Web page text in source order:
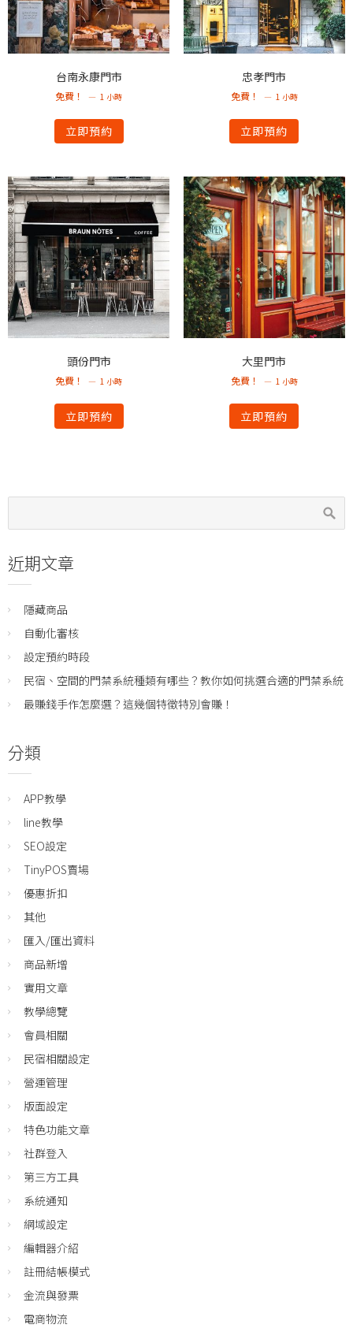
台南永康門市
免費！ 1 小時
立即預約
忠孝門市
免費！ 1 小時
立即預約
頭份門市
免費！ 1 小時
立即預約
大里門市
免費！ 1 小時
立即預約
近期文章
隱藏商品
自動化審核
設定預約時段
民宿、空間的門禁系統種類有哪些？教你如何挑選合適的門禁系統
最賺錢手作怎麼選？這幾個特徵特別會賺！
分類
APP教學
line教學
SEO設定
TinyPOS賣場
優惠折扣
其他
匯入/匯出資料
商品新增
實用文章
教學總覽
會員相關
民宿相關設定
營運管理
版面設定
特色功能文章
社群登入
第三方工具
系統通知
網域設定
編輯器介紹
註冊結帳模式
金流與發票
電商物流